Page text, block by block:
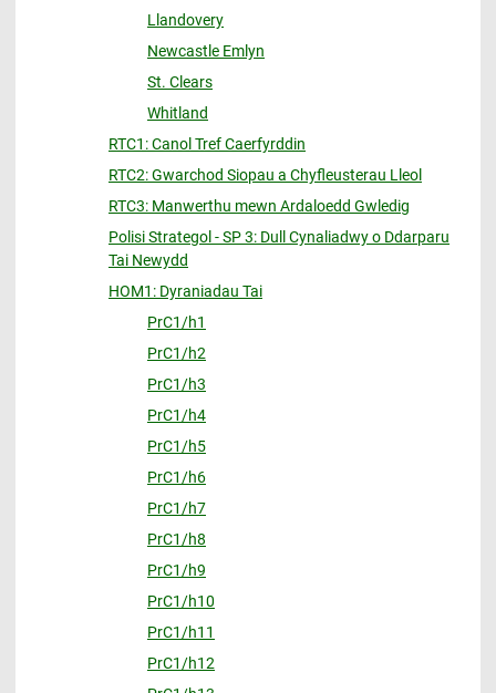
Llandovery
Newcastle Emlyn
St. Clears
Whitland
RTC1: Canol Tref Caerfyrddin
RTC2: Gwarchod Siopau a Chyfleusterau Lleol
RTC3: Manwerthu mewn Ardaloedd Gwledig
Polisi Strategol - SP 3: Dull Cynaliadwy o Ddarparu
Tai Newydd
HOM1: Dyraniadau Tai
PrC1/h1
PrC1/h2
PrC1/h3
PrC1/h4
PrC1/h5
PrC1/h6
PrC1/h7
PrC1/h8
PrC1/h9
PrC1/h10
PrC1/h11
PrC1/h12